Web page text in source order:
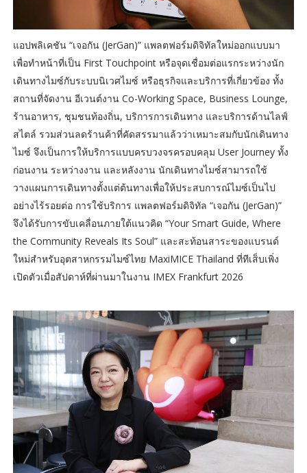
แอปพลิเคชัน “เจอกัน (JerGan)” แพลตฟอร์มดิจิทัลใหม่ออกแบบมา
เพื่อทำหน้าที่เป็น First Touchpoint หรือจุดเชื่อมต่อแรกระหว่างนัก
เดินทางไมซ์กับระบบนิเวศไมซ์ หรือธุรกิจและบริการที่เกี่ยวข้อง ทั้ง
สถานที่จัดงาน อีเวนต์งาน Co-Working Space, Business Lounge,
ร้านอาหาร, ชุมชนท้องถิ่น, บริการการเดินทาง และบริการด้านไลฟ์
สไตล์ รวมส่วนลดร้านค้าที่คัดสรรมาแล้วว่าเหมาะสมกับนักเดินทาง
ไมซ์ จึงเป็นการให้บริการแบบครบวงจรครอบคลุม User Journey ทั้ง
ก่อนงาน ระหว่างงาน และหลังงาน นักเดินทางไมซ์สามารถใช้
วางแผนการเดินทางตั้งแต่ต้นทางเพื่อให้ประสบการณ์ไมซ์เป็นไป
อย่างไร้รอยต่อ การใช้บริการ แพลตฟอร์มดิจิทัล “เจอกัน (JerGan)”
จึงได้รับการขับเคลื่อนภายใต้แนวคิด “Your Smart Guide, Where
the Community Reveals Its Soul” และสะท้อนสาระของแบรนด์
ใหม่สำหรับอุตสาหกรรมไมซ์ไทย MaxiMICE Thailand ที่ทีเส็บเพิ่ง
เปิดตัวเมื่อสัปดาห์ที่ผ่านมาในงาน IMEX Frankfurt 2026